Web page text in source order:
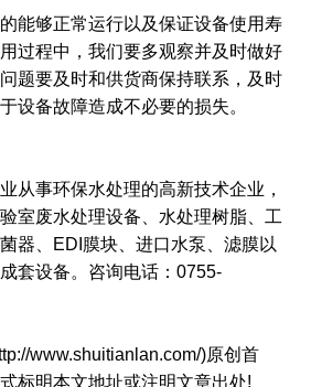
能够正常运行以及保证设备使用寿
过程中，我们要多观察并及时做好
题要及时和供货商保持联系，及时
设备故障造成不必要的损失。
从事环保水处理的高新技术企业，
室废水处理设备、水处理树脂、工
器、EDI膜块、进口水泵、滤膜以
套设备。咨询电话：0755-
www.shuitianlan.com/)原创首
标明本文地址或注明文章出处!